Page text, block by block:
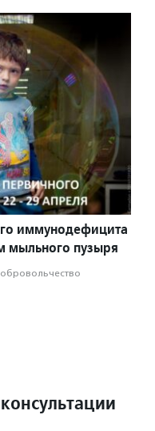
иммунодефицита
мыльного пузыря